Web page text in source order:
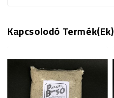
Kapcsolodó Termék(ek)